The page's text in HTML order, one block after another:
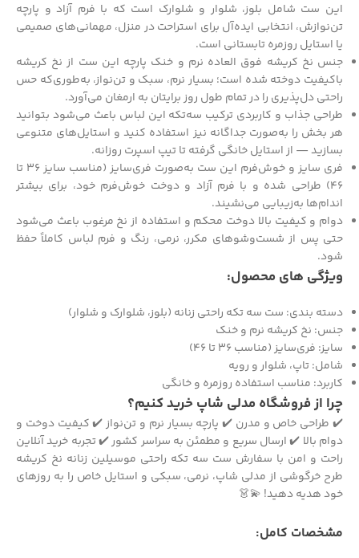
این ست شامل بلوز، شلوار و شلوارک است که با فرم آزاد و پارچه
تن‌نوازش، انتخابی ایده‌آل برای استراحت در منزل، مهمانی‌های صمیمی
یا استایل روزمره تابستانی است.
جنس نخ کریشه فوق العاده نرم و خنک پارچه این ست از نخ کریشه
باکیفیت دوخته شده است؛ بسیار نرم، سبک و تن‌نواز، به‌طوری‌که حس
راحتی دل‌پذیری را در تمام طول روز برایتان به ارمغان می‌آورد.
طراحی جذاب و کاربردی ترکیب سه‌تکه این لباس باعث می‌شود بتوانید
هر بخش را به‌صورت جداگانه نیز استفاده کنید و استایل‌های متنوعی
بسازید — از استایل خانگی گرفته تا تیپ اسپرت روزانه.
فری سایز و خوش‌فرم این ست به‌صورت فری‌سایز (مناسب سایز ۳۶ تا
۴۶) طراحی شده و با فرم آزاد و دوخت خوش‌فرم خود، برای بیشتر
اندام‌ها به‌زیبایی می‌نشیند.
دوام و کیفیت بالا دوخت محکم و استفاده از نخ مرغوب باعث می‌شود
حتی پس از شست‌وشوهای مکرر، نرمی، رنگ و فرم لباس کاملاً حفظ
شود.
ویژگی های محصول:
دسته بندی: ست سه تکه راحتی زنانه (بلوز، شلوارک و شلوار)
جنس: نخ کریشه نرم و خنک
سایز: فری‌سایز (مناسب ۳۶ تا ۴۶)
شامل: تاپ، شلوار و رویه
کاربرد: مناسب استفاده روزمره و خانگی
چرا از فروشگاه مدلی شاپ خرید کنیم؟
✔️ طراحی خاص و مدرن ✔️ پارچه بسیار نرم و تن‌نواز ✔️ کیفیت دوخت و
دوام بالا ✔️ ارسال سریع و مطمئن به سراسر کشور ✔️ تجربه خرید آنلاین
راحت و امن با سفارش ست سه تکه راحتی موسیلین زنانه نخ کریشه
طرح خرگوشی از مدلی شاپ، نرمی، سبکی و استایل خاص را به روزهای
خود هدیه دهید! 💫👗
مشخصات کامل: